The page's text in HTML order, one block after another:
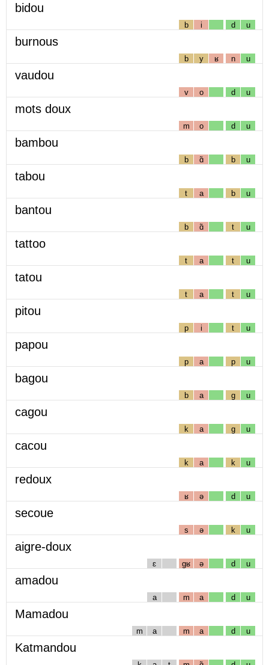
bidou
b i d u
burnous
b y ʁ n u
vaudou
v o d u
mots doux
m o d u
bambou
b ɑ̃ b u
tabou
t a b u
bantou
b ɑ̃ t u
tattoo
t a t u
tatou
t a t u
pitou
p i t u
papou
p a p u
bagou
b a g u
cagou
k a g u
cacou
k a k u
redoux
ʁ ə d u
secoue
s ə k u
aigre-doux
ɛ gʁ ə d u
amadou
a m a d u
Mamadou
m a m a d u
Katmandou